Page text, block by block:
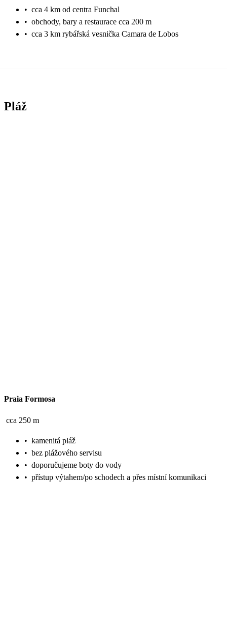
• cca 4 km od centra Funchal
• obchody, bary a restaurace cca 200 m
• cca 3 km rybářská vesnička Camara de Lobos
Pláž
Praia Formosa
cca 250 m
• kamenitá pláž
• bez plážového servisu
• doporučujeme boty do vody
• přístup výtahem/po schodech a přes místní komunikaci